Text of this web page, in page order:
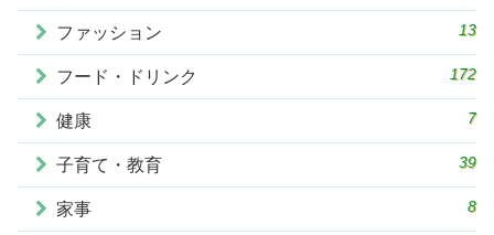
ファッション 13
フード・ドリンク 172
健康 7
子育て・教育 39
家事 8